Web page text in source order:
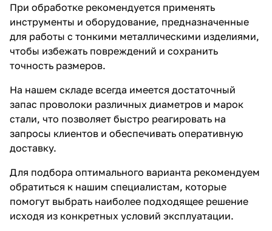
При обработке рекомендуется применять
инструменты и оборудование, предназначенные
для работы с тонкими металлическими изделиями,
чтобы избежать повреждений и сохранить
точность размеров.
На нашем складе всегда имеется достаточный
запас проволоки различных диаметров и марок
стали, что позволяет быстро реагировать на
запросы клиентов и обеспечивать оперативную
доставку.
Для подбора оптимального варианта рекомендуем
обратиться к нашим специалистам, которые
помогут выбрать наиболее подходящее решение
исходя из конкретных условий эксплуатации.